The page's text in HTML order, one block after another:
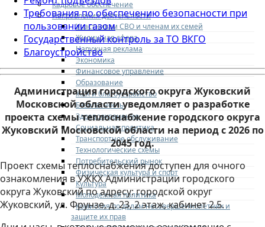
Кадровое обеспечение
Направления деятельности
Участникам СВО и членам их семей
Жилищная сфера
Наружная реклама
Экономика
Финансовое управление
Образование
ЖКХ и благоустройство
Безопасность
Здравоохранение
Социальная политика
Транспортное обслуживание
Технологические схемы
Потребительский рынок
Физическая культура и спорт
Культура
Молодежная политика
Комиссия по делам несовершеннолетних и
защите их прав
Требования по обеспечению безопасности при
пользовании газом
Государственный контроль за ТО ВКГО
Благоустройство
Администрация городского округа Жуковский
Московской области уведомляет о разработке
проекта схемы теплоснабжение городского округа
Жуковский Московской области на период с 2026 по
2045 год.
Проект схемы теплоснабжения доступен для очного
ознакомления в УЖКХ Администрации городского
округа Жуковский по адресу: городской округ
Жуковский, ул. Фрунзе, д. 23, 2 этаж, кабинет 2.5.